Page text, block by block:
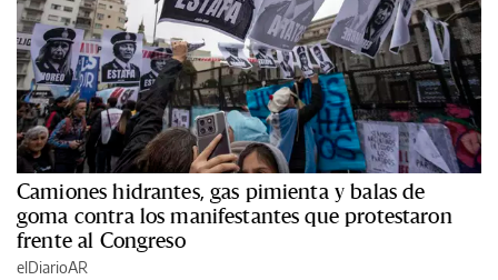
Camiones hidrantes, gas pimienta y balas de
goma contra los manifestantes que protestaron
frente al Congreso
elDiarioAR